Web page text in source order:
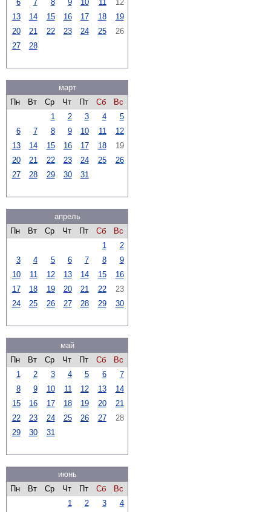
6 7 8 9 10 11
12
13
14 15 16 17 18
19
20
21 22 23 24 25
26
27
28
март
Пн
Вт Ср Чт Пт Сб
Вс
1
2 3 4
5
6
7 8 9 10 11
12
13
14 15 16 17 18
19
20
21 22 23 24 25
26
27
28 29 30 31
апрель
Пн
Вт Ср Чт Пт Сб
Вс
1
2
3
4 5 6 7 8
9
10
11 12 13 14 15
16
17
18 19 20 21 22
23
24
25 26 27 28 29 30
май
Пн
Вт Ср Чт Пт Сб
Вс
1
2 3 4 5 6
7
8
9 10 11 12 13
14
15
16 17 18 19 20
21
22
23 24 25 26 27
28
29
30 31
июнь
Пн
Вт Ср Чт Пт Сб
Вс
1
2 3
4